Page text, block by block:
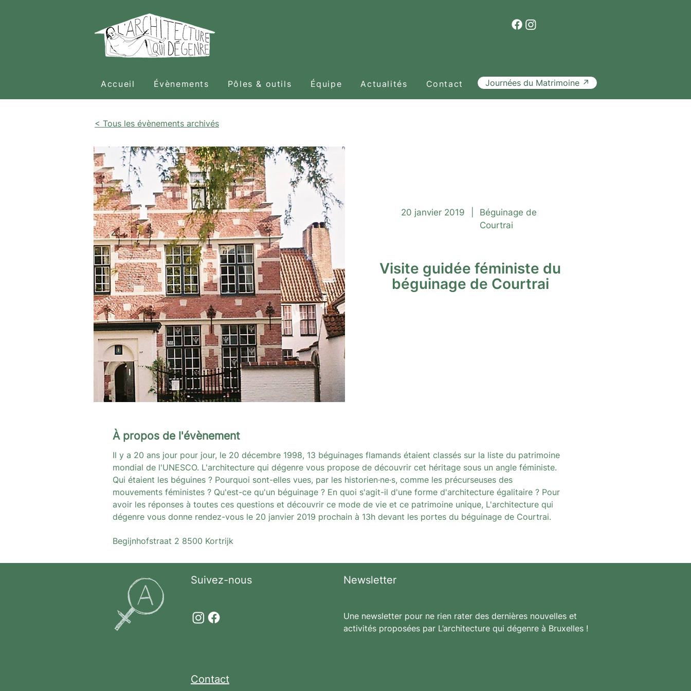
Accueil Évènements Pôles & outils Équipe Actualités Contact Journées du Matrimoine ↗
< Tous les évènements archivés
20 janvier 2019
Béguinage de
Courtrai
Visite guidée féministe du
béguinage de Courtrai
À propos de l'évènement
Il y a 20 ans jour pour jour, le 20 décembre 1998, 13 béguinages flamands étaient classés sur la liste du patrimoine
mondial de l'UNESCO. L'architecture qui dégenre vous propose de découvrir cet héritage sous un angle féministe.
Qui étaient les béguines ? Pourquoi sont-elles vues, par les historien·ne·s, comme les précurseuses des
mouvements féministes ? Qu'est-ce qu'un béguinage ? En quoi s'agit-il d'une forme d'architecture égalitaire ? Pour
avoir les réponses à toutes ces questions et découvrir ce mode de vie et ce patrimoine unique, L'architecture qui
dégenre vous donne rendez-vous le 20 janvier 2019 prochain à 13h devant les portes du béguinage de Courtrai.
Begijnhofstraat 2 8500 Kortrijk
Suivez-nous
Contact
Newsletter
Une newsletter pour ne rien rater des dernières nouvelles et
activités proposées par L’architecture qui dégenre à Bruxelles !